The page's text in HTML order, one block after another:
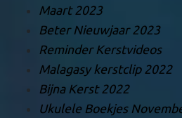
Maart 2023
Beter Nieuwjaar 2023
Reminder Kerstvideos
Malagasy kerstclip 2022
Bijna Kerst 2022
Ukulele Boekjes